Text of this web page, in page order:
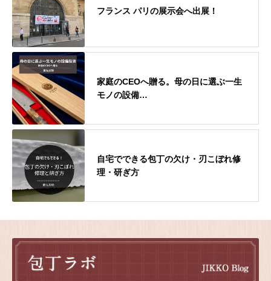
フランス パリの展示会へ出展！
家庭のCEOへ贈る。母の日に選ぶ一生
モノの設備…
自宅でできる包丁の欠け・刃こぼれ修
理・研ぎ方